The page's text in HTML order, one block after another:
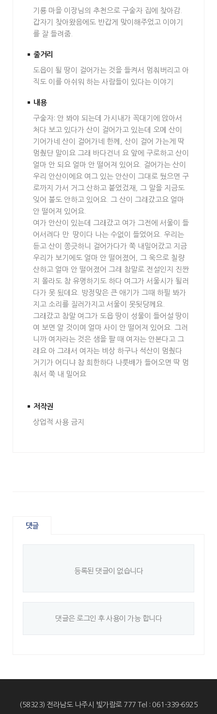
기룡 마을 이장님의 추천으로 구술자 집에 찾아감.
갑자기 찾아왔음에도 반갑게 맞이해주었고 이야기
를 잘 들려줌.
줄거리
도읍이 될 땅이 걸어가는 것을 들켜서 멈춰버리고 아
직도 이를 아쉬워 하는 사람들이 있다는 이야기
내용
구술자: 안 봐야 되는데 가시내가 꼭대기에 앉아서
처다 보고 있다가 산이 걸어가고 있는데 오메 산이
기어가네 산이 걸어가네 한께, 산이 걸어 가는게 딱
멈췄단 말이요 그래 바다건너 요 앞에 구로하고 산이
얼마 안 되요 얼마 안 떨어져 있어요. 걸어가는 산이
우리 안산이에요 여그 있는 안산이 그대로 뒀으면 구
로까지 가서 거그 산하고 붙었겄재, 그 말을 지금도
잊어 불도 안하고 있어요. 그 산이 그래갔고요 얼마
안 떨어져 있어요.
여가 안산이 있는데 그래갔고 여가 그전에 서울이 들
어서려다 만 땅이다 나는 수없이 들었어요. 우리는
듣고 산이 쫑긋하니 걸어가다가 쭉 내밀어갔고 지금
우리가 보기에도 얼마 안 떨어졌어, 그 욱으로 칠량
산하고 얼마 안 떨어졌어 그래 참말로 전설인지 진짠
지 몰라도 참 유명하기도 하다 여그가 서울시가 될러
다가 못 됬데요. 방정맞은 큰 애기가 그때 하필 봐가
지고 소리를 질러가지고 서울이 못됫당께요.
그래갔고 참말 여그가 도읍 땅이 성물이 들어설 땅이
여 보면 알 것이여 얼마 사이 안 떨어져 있어요. 그러
니까 여자라는 것은 샘을 팔 때 여자는 안본다고 그
래요 아 그래서 여자는 비상 하구나 석산이 멈췄다
거기가 어디냐 참 희한하다 나룻배가 들어오면 딱 멈
춰서 쭉 내 밀어요
저작권
상업적 사용 금지
댓글
등록된 댓글이 없습니다
댓글은 로그인 후 사용이 가능 합니다
(58323) 전라남도 나주시 빛가람로 777 Tel : 061-339-6925